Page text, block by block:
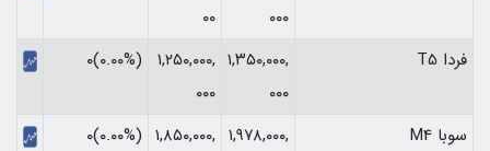
۰۰۰
۰۰
فردا T5
۱,۳۵۰,۰۰۰,
۰۰۰
۱,۲۵۰,۰۰۰,
۰۰۰
(۰.۰۰%)۰
سوبا M4
۱,۹۷۸,۰۰۰, ۱,۸۵۰,۰۰۰, (۰.۰۰%)۰